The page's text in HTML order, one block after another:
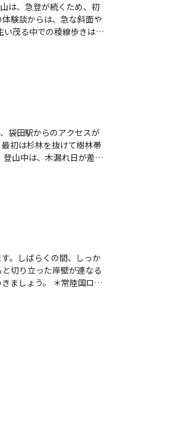
は、急登が続くため、初
験談からは、急な斜面や
コースは、
の交流も楽しめるため、
袋田駅からのアクセスが
初は杉林を抜けて樹林帯
め、体力に自信がない方
自然を満喫しながら、達
。しばらくの間、しっか
切り立った岸壁が連なる
常陸国ロン
る地域資源や、古くから
出しましょう。